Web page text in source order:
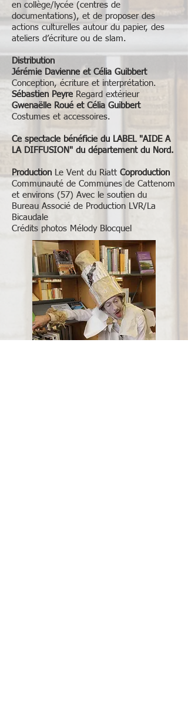
en collège/lycée (centres de
documentations), et de proposer des
actions culturelles autour du papier, des
ateliers d’écriture ou de slam.
Distribution
Jérémie Davienne et Célia Guibbert
Conception, écriture et interprétation.
Sébastien PeyreRegard extérieur
Gwenaëlle Roué et Célia Guibbert
Costumes et accessoires.
Ce spectacle bénéficie du LABEL "AIDE A
LA DIFFUSION" du département du Nord.
Production Le Vent du Riatt Coproduction
Communauté de Communes de Cattenom
et environs (57) Avec le soutien du
Bureau Associé de Production LVR/La
Bicaudale
Crédits photos Mélody Blocquel